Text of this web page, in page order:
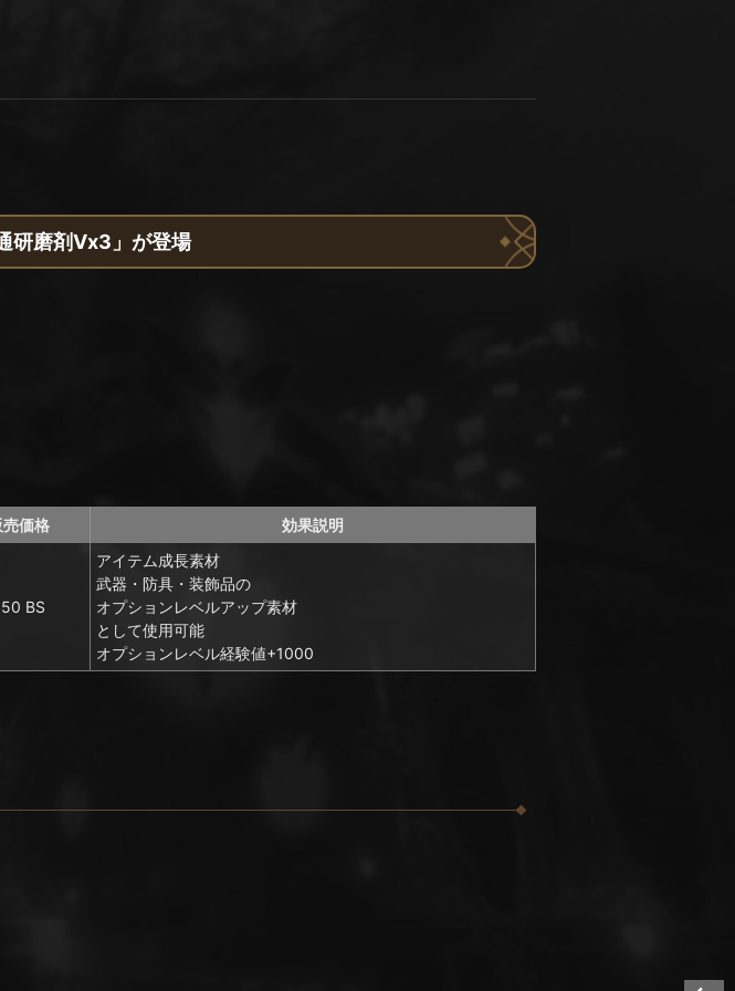
研磨剤Ⅴx3」が登場
売価格 効果説明
BS
アイテム成長素材
武器・防具・装飾品の
オプションレベルアップ素材
として使用可能
オプションレベル経験値+1000